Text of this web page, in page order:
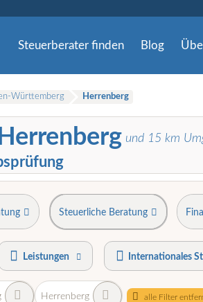
Steuerberater finden Blog
Württemberg Herrenberg
und 15 km
Steuerliche Beratung
Leistungen Internationales
Herrenberg alle Filter